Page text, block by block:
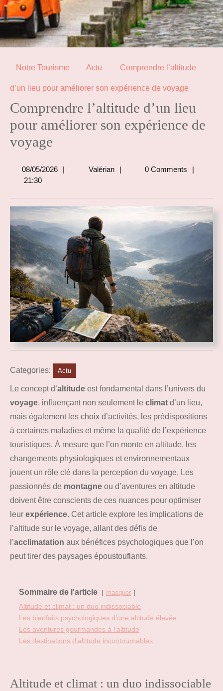
Notre Tourisme Actu Comprendre l’altitude
d’un lieu pour améliorer son expérience de voyage
Comprendre l’altitude d’un lieu
pour améliorer son expérience de
voyage
08/05/2026 08/05/2026
Valérian Valérian0 Comments
21:30
Categories: Actu
Le concept d’altitude est fondamental dans l’univers du
voyage, influençant non seulement le climat d’un lieu,
mais également les choix d’activités, les prédispositions
à certaines maladies et même la qualité de l’expérience
touristiques. À mesure que l’on monte en altitude, les
changements physiologiques et environnementaux
jouent un rôle clé dans la perception du voyage. Les
passionnés de montagne ou d’aventures en altitude
doivent être conscients de ces nuances pour optimiser
leur expérience. Cet article explore les implications de
l’altitude sur le voyage, allant des défis de
l’acclimatation aux bénéfices psychologiques que l’on
peut tirer des paysages époustouflants.
Sommaire de l'article masquer
Altitude et climat : un duo indissociable
Les bienfaits psychologiques d’une altitude élevée
Les aventures gourmandes à l’altitude
Les destinations d’altitude incontournables
Altitude et climat : un duo indissociable